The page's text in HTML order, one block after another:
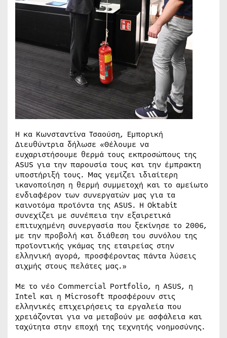
H κα Κωνσταντίνα Τσαούση, Εμπορική
Διευθύντρια δήλωσε «Θέλουμε να
ευχαριστήσουμε θερμά τους εκπροσώπους της
ASUS για την παρουσία τους και την έμπρακτη
υποστήριξή τους. Μας γεμίζει ιδιαίτερη
ικανοποίηση η θερμή συμμετοχή και το αμείωτο
ενδιαφέρον των συνεργατών μας για τα
καινοτόμα προϊόντα της ASUS. Η Oktabit
συνεχίζει με συνέπεια την εξαιρετικά
επιτυχημένη συνεργασία που ξεκίνησε το 2006,
με την προβολή και διάθεση του συνόλου της
προϊοντικής γκάμας της εταιρείας στην
ελληνική αγορά, προσφέροντας πάντα λύσεις
αιχμής στους πελάτες μας.»
Με το νέο Commercial Portfolio, η ASUS, η
Intel και η Microsoft προσφέρουν στις
ελληνικές επιχειρήσεις τα εργαλεία που
χρειάζονται για να μεταβούν με ασφάλεια και
ταχύτητα στην εποχή της τεχνητής νοημοσύνης.